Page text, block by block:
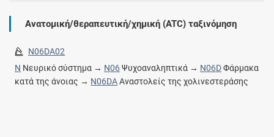
Ανατομική/θεραπευτική/χημική (ATC) ταξινόμηση
N06DA02
N Νευρικό σύστημα → N06Ψυχοαναληπτικά → N06DΦάρμακα
κατά της άνοιας → N06DAΑναστολείς της χολινεστεράσης